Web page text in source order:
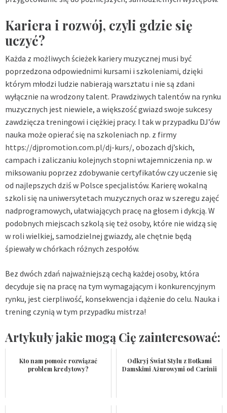
Kariera i rozwój, czyli gdzie się
uczyć?
Każda z możliwych ścieżek kariery muzycznej musi być
poprzedzona odpowiednimi kursami i szkoleniami, dzięki
którym młodzi ludzie nabierają warsztatu i nie są zdani
wyłącznie na wrodzony talent. Prawdziwych talentów na rynku
muzycznych jest niewiele, a większość gwiazd swoje sukcesy
zawdzięcza treningowi i ciężkiej pracy. I tak w przypadku DJ’ów
nauka może opierać się na szkoleniach np. z firmy
https://djpromotion.com.pl/dj-kurs/, obozach dj’skich,
campach i zaliczaniu kolejnych stopni wtajemniczenia np. w
miksowaniu poprzez zdobywanie certyfikatów czy uczenie się
od najlepszych dziś w Polsce specjalistów. Karierę wokalną
szkoli się na uniwersytetach muzycznych oraz w szeregu zajęć
nadprogramowych, ułatwiających pracę na głosem i dykcją. W
podobnych miejscach szkolą się też osoby, które nie widzą się
w roli wielkiej, samodzielnej gwiazdy, ale chętnie będą
śpiewały w chórkach różnych zespołów.
Bez dwóch zdań najważniejszą cechą każdej osoby, która
decyduje się na pracę na tym wymagającym i konkurencyjnym
rynku, jest cierpliwość, konsekwencja i dążenie do celu. Nauka i
trening czynią w tym przypadku mistrza!
Artykuły jakie mogą Cię zainteresować:
Kto nam pomoże rozwiązać
problem kredytowy?
Odkryj Świat Stylu z Botkami
Damskimi Ażurowymi od Carinii